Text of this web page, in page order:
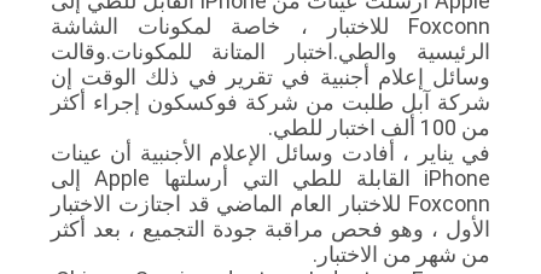
Foxconn للاختبار ، خاصة لمكونات الشاشة
الرئيسية والطي.اختبار المتانة للمكونات.وقالت
وسائل إعلام أجنبية في تقرير في ذلك الوقت إن
شركة آبل طلبت من شركة فوكسكون إجراء أكثر
من 100 ألف اختبار للطي.
في يناير ، أفادت وسائل الإعلام الأجنبية أن عينات
iPhone القابلة للطي التي أرسلتها Apple إلى
Foxconn للاختبار العام الماضي قد اجتازت الاختبار
الأول ، وهو فحص مراقبة جودة التجميع ، بعد أكثر
من شهر من الاختبار.